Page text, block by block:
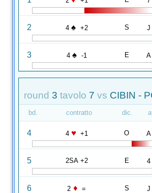
2 4 ♠ +2 S J
3 4 ♠ -1 E A
round 3 tavolo 7 vs CIBIN -
bd. contratto dic.
4 4 ♥ +1 O A
5 2SA +2 E 4
6 2 ♦ = S J